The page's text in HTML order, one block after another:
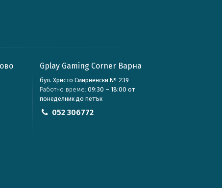
Gplay Gaming Corner Варна
бул. Христо Смирненски № 239
Работно време: 09:30 – 18:00 от
понеделник до петък
052 306772